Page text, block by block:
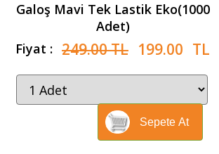
Galoş Mavi Tek Lastik Eko(1000
Adet)
Fiyat : 249.00 TL 199.00 TL
Sepete At